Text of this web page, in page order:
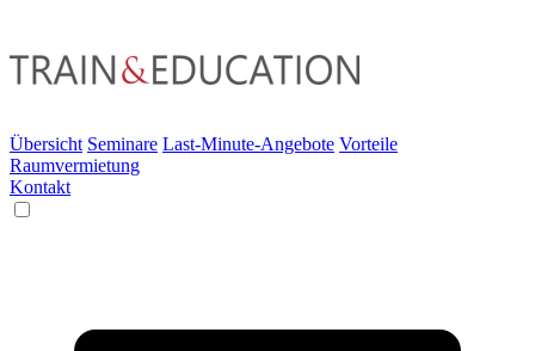
Übersicht Seminare Last-Minute-Angebote Vorteile
Raumvermietung
Kontakt